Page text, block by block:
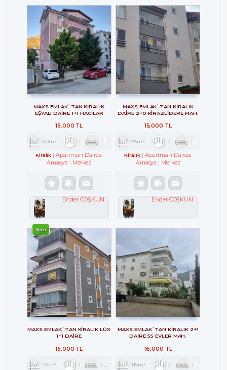
MAXS EMLAK`TAN KİRALIK
EŞYALI DAİRE 1+1 HACİLAR
15,000 TL
60m² 1 1 1
Kiralık
Apartman Dairesi
Amasya
Merkez
Ender COŞKUN
MAXS EMLAK`TAN KİRALIK
DAİRE 2+0 KİRAZLİDERE MAH.
15,000 TL
95m² 2 1
Kiralık
Apartman Dairesi
Amasya
Merkez
Ender COŞKUN
Yeni
MAXS EMLAK`TAN KİRALIK LÜX
1+1 DAİRE
15,000 TL
75m² 1 1 1
MAXS EMLAK`TAN KİRALIK 2+1
DAİRE 55 EVLER MAH.
16,000 TL
115m² 2 1